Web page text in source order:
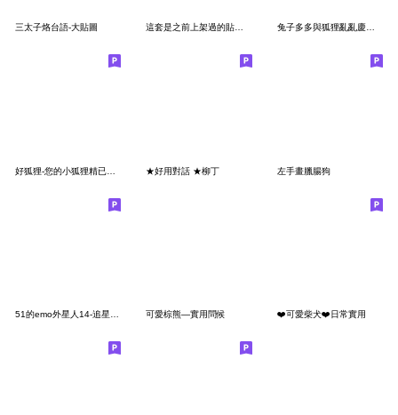
三太子烙台語-大貼圖 這套是之前上架過的貼圖，注意不要重複購買 兔子多多與狐狸亂亂慶全年節慶
★好用對話 ★柳丁 左手畫臘腸狗
可愛棕熊—實用問候 ❤️可愛柴犬❤️日常實用